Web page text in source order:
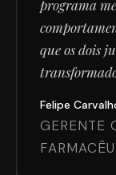
programa
que os dois
Felipe
GERENTE